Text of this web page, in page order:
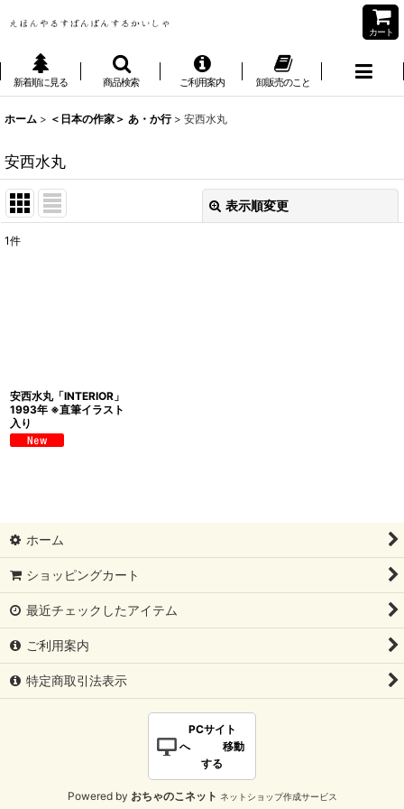
カート
新着順に見る 商品検索 ご利用案内 卸販売のこと
ホーム > ＜日本の作家＞ あ・か行 > 安西水丸
安西水丸
表示順変更
1件
安西水丸「INTERIOR」
1993年 ※直筆イラスト
入り
ホーム
ショッピングカート
最近チェックしたアイテム
ご利用案内
特定商取引法表示
PCサイト
へ 移動
する
Powered by おちゃのこネット ネットショップ作成サービス